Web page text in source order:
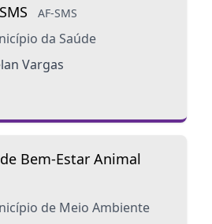
AF-SMS
da Saúde
Vargas
Bem-Estar Animal
de Meio Ambiente